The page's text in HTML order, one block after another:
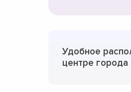
Удобное
центре города